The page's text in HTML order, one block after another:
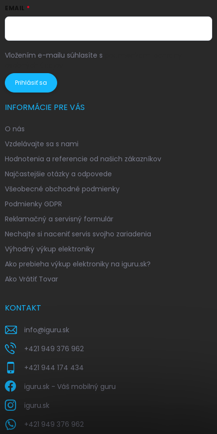
EMAIL
Vložením e-mailu súhlasíte s
Prihlásiť sa
INFORMÁCIE PRE VÁS
O nás
Vzdelávajte sa s nami
Hodnotenia a referencie od našich zákazníkov
Najčastejšie otázky a odpovede
Všeobecné obchodné podmienky
Podmienky GDPR
Reklamačný a servisný formulár
Nechajte si naceniť servis svojho zariadenia
Výhodný výkup elektroniky
Ako prebieha výkup elektroniky na iguru.sk?
Ako Vrátiť Tovar
KONTAKT
info@iguru.sk
+421 949 376 962
+421 944 174 434
iguru.sk - Váš mobilný guru
iguru.sk
+421 949 376 962